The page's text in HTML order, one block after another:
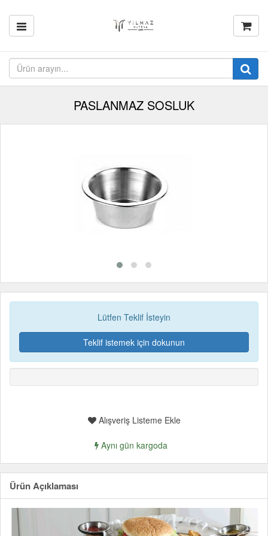
PASLANMAZ SOSLUK
Lütfen Teklif İsteyin
Teklif istemek için dokunun
Alışveriş Listeme Ekle
Aynı gün kargoda
Ürün Açıklaması